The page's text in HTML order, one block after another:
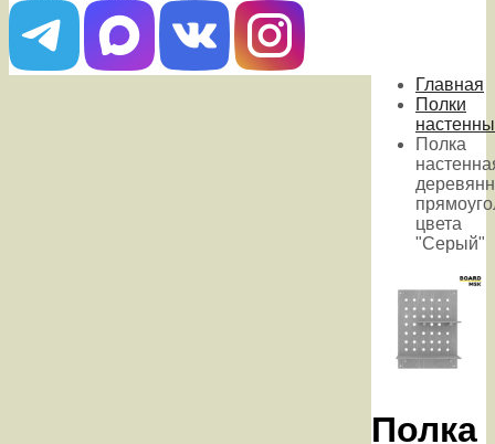
Главная
Полки
Полка
цвета
"Серый"
Полка